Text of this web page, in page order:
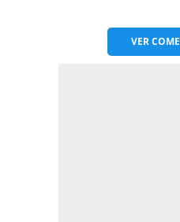
VER